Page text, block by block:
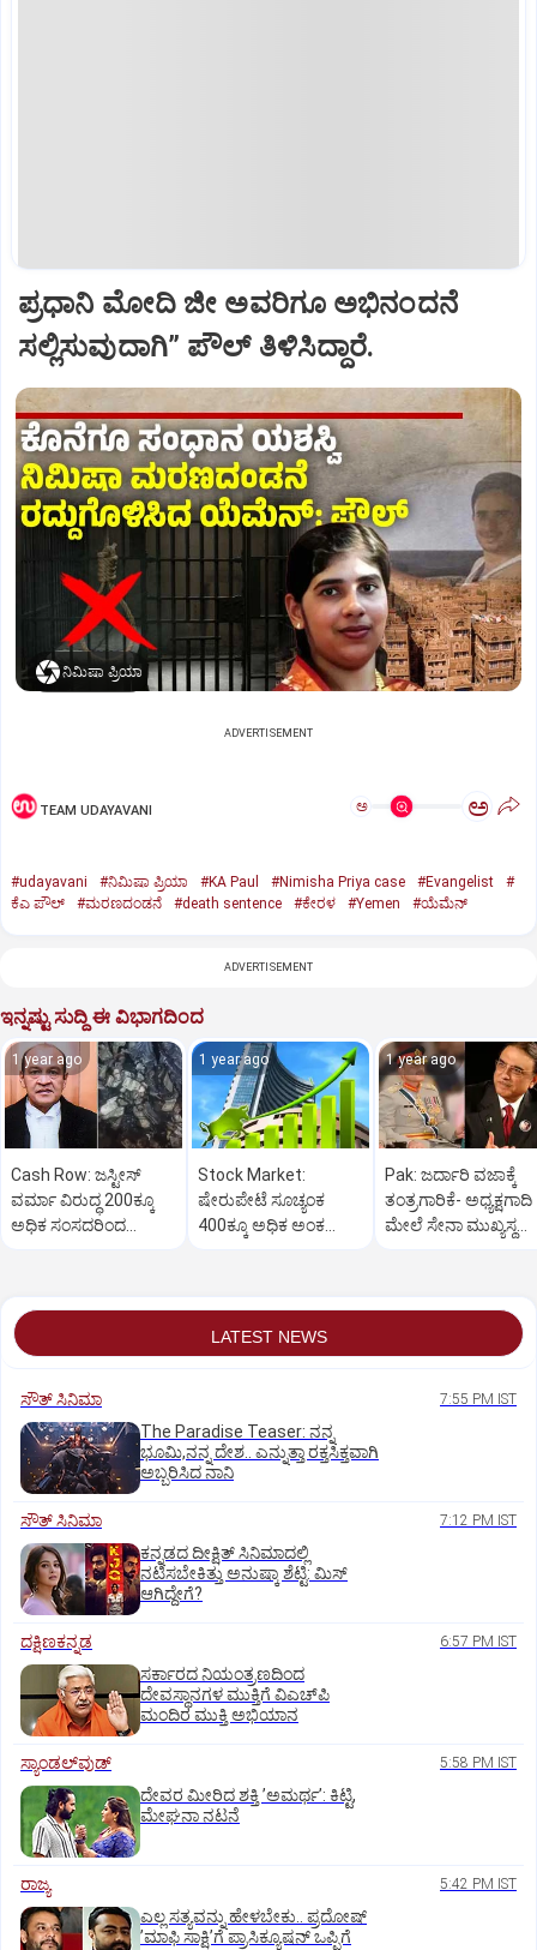
ಪ್ರಧಾನಿ ಮೋದಿ ಜೀ ಅವರಿಗೂ ಅಭಿನಂದನೆ
ಸಲ್ಲಿಸುವುದಾಗಿ” ಪೌಲ್‌ ತಿಳಿಸಿದ್ದಾರೆ.
ನಿಮಿಷಾ ಪ್ರಿಯಾ
ADVERTISEMENT
TEAM UDAYAVANI ಅ ಅ
#udayavani #ನಿಮಿಷಾ ಪ್ರಿಯಾ #KA Paul #Nimisha Priya case #Evangelist
#
ಕೆಎ ಪೌಲ್
#ಮರಣದಂಡನೆ #death sentence #ಕೇರಳ #Yemen #ಯೆಮೆನ್‌
ADVERTISEMENT
ಇನ್ನಷ್ಟು ಸುದ್ದಿ ಈ ವಿಭಾಗದಿಂದ
1 year ago
Cash Row: ಜಸ್ಟೀಸ್‌
ವರ್ಮಾ ವಿರುದ್ಧ 200ಕ್ಕೂ
ಅಧಿಕ ಸಂಸದರಿಂದ
1 year ago
Stock Market:
ಷೇರುಪೇಟೆ ಸೂಚ್ಯಂಕ
400ಕ್ಕೂ ಅಧಿಕ ಅಂಕ
1 year ago
Pak: ಜರ್ದಾರಿ ವಜಾಕ್ಕೆ
ತಂತ್ರಗಾರಿಕೆ- ಅಧ್ಯಕ್ಷಗಾದಿ
ಮೇಲೆ ಸೇನಾ ಮುಖ್ಯಸ್ಥ
LATEST NEWS
ಸೌತ್‌ ಸಿನಿಮಾ 7:55 PM IST
The Paradise Teaser: ನನ್ನ
ಭೂಮಿ,ನನ್ನ ದೇಶ.. ಎನ್ನುತ್ತಾ ರಕ್ತಸಿಕ್ತವಾಗಿ
ಅಬ್ಬರಿಸಿದ ನಾನಿ
ಸೌತ್‌ ಸಿನಿಮಾ 7:12 PM IST
ಕನ್ನಡದ ದೀಕ್ಷಿತ್‌ ಸಿನಿಮಾದಲ್ಲಿ
ನಟಿಸಬೇಕಿತ್ತು ಅನುಷ್ಕಾ ಶೆಟ್ಟಿ: ಮಿಸ್‌
ಆಗಿದ್ದೇಗೆ?
ದಕ್ಷಿಣಕನ್ನಡ 6:57 PM IST
ಸರ್ಕಾರದ ನಿಯಂತ್ರಣದಿಂದ
ದೇವಸ್ಥಾನಗಳ ಮುಕ್ತಿಗೆ ವಿಎಚ್‌ಪಿ
ಮಂದಿರ ಮುಕ್ತಿ ಅಭಿಯಾನ
ಸ್ಯಾಂಡಲ್‌ವುಡ್‌ 5:58 PM IST
ದೇವರ ಮೀರಿದ ಶಕ್ತಿ ʼಅಮರ್ಥʼ: ಕಿಟ್ಟಿ,
ಮೇಘನಾ ನಟನೆ
ರಾಜ್ಯ 5:42 PM IST
ಎಲ್ಲ ಸತ್ಯವನ್ನು ಹೇಳಬೇಕು.. ಪ್ರದೋಷ್‌
ʼಮಾಫಿ ಸಾಕ್ಷಿʼಗೆ ಪ್ರಾಸಿಕ್ಯೂಷನ್ ಒಪ್ಪಿಗೆ